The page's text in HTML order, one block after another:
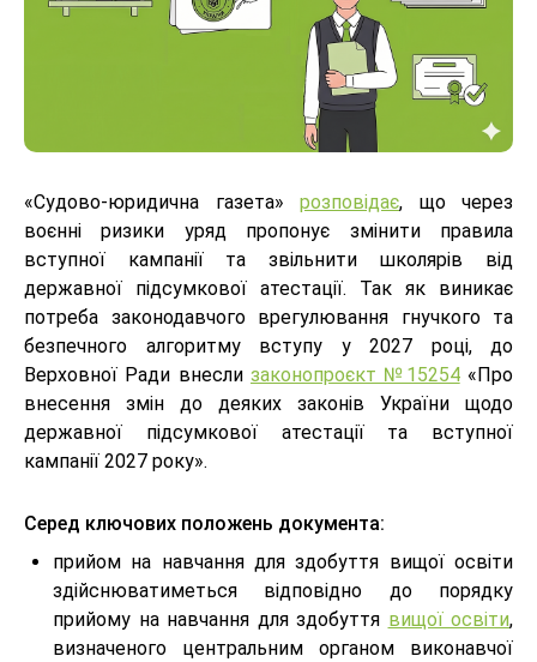
«Судово-юридична газета» розповідає, що через
воєнні ризики уряд пропонує змінити правила
вступної кампанії та звільнити школярів від
державної підсумкової атестації. Так як виникає
потреба законодавчого врегулювання гнучкого та
безпечного алгоритму вступу у 2027 році, до
Верховної Ради внесли законопроєкт №15254«Про
внесення змін до деяких законів України щодо
державної підсумкової атестації та вступної
кампанії 2027 року».
Серед ключових положень документа:
прийом на навчання для здобуття вищої освіти
здійснюватиметься відповідно до порядку
прийому на навчання для здобуття вищої освіти,
визначеного центральним органом виконавчої